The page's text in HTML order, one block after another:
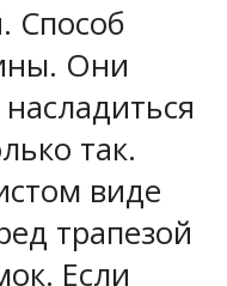
Способ
Они
так.
виде
трапезой
Если